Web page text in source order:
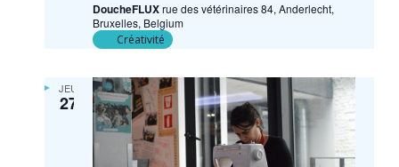
DoucheFLUXrue des vétérinaires 84, Anderlecht,
Bruxelles, Belgium
Créativité
JEU
27